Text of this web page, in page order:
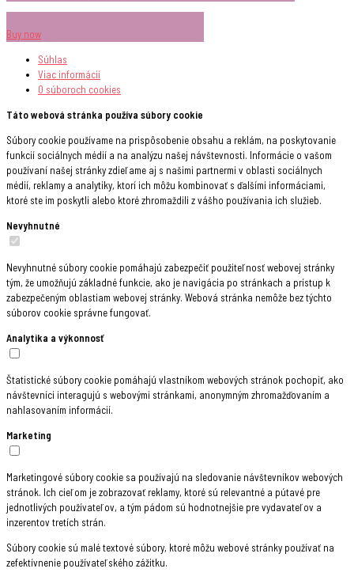
Buy now
Súhlas
Viac informácií
O súboroch cookies
Táto webová stránka používa súbory cookie
Súbory cookie používame na prispôsobenie obsahu a reklám, na poskytovanie
funkcií sociálnych médií a na analýzu našej návštevnosti. Informácie o vašom
používaní našej stránky zdieľame aj s našimi partnermi v oblasti sociálnych
médií, reklamy a analytiky, ktorí ich môžu kombinovať s ďalšími informáciami,
ktoré ste im poskytli alebo ktoré zhromaždili z vášho používania ich služieb.
Nevyhnutné
Nevyhnutné súbory cookie pomáhajú zabezpečiť použiteľnosť webovej stránky
tým, že umožňujú základné funkcie, ako je navigácia po stránkach a prístup k
zabezpečeným oblastiam webovej stránky. Webová stránka nemôže bez týchto
súborov cookie správne fungovať.
Analytika a výkonnosť
Štatistické súbory cookie pomáhajú vlastníkom webových stránok pochopiť, ako
návštevníci interagujú s webovými stránkami, anonymným zhromažďovaním a
nahlasovaním informácií.
Marketing
Marketingové súbory cookie sa používajú na sledovanie návštevníkov webových
stránok. Ich cieľom je zobrazovať reklamy, ktoré sú relevantné a pútavé pre
jednotlivých používateľov, a tým pádom sú hodnotnejšie pre vydavateľov a
inzerentov tretích strán.
Súbory cookie sú malé textové súbory, ktoré môžu webové stránky používať na
zefektívnenie používateľského zážitku.